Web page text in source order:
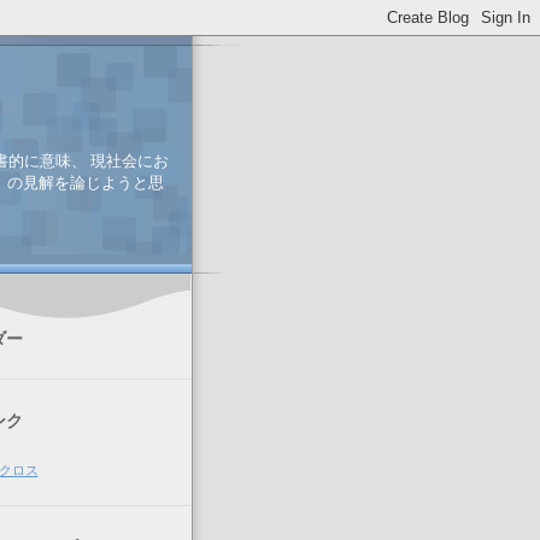
的に意味、 現社会にお
の見解を論じようと思
ー
ク
ロス